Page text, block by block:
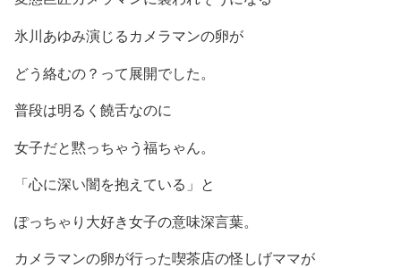
氷川あゆみ演じるカメラマンの卵が
どう絡むの？って展開でした。
普段は明るく饒舌なのに
女子だと黙っちゃう福ちゃん。
「心に深い闇を抱えている」と
ぽっちゃり大好き女子の意味深言葉。
カメラマンの卵が行った喫茶店の怪しげママが